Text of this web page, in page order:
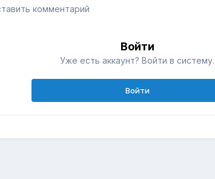
комментарий
Войти
Уже есть аккаунт? Войти в систему.
Войти